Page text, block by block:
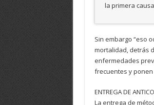
la primera
Sin embargo “eso
mortalidad, detrás
enfermedades
frecuentes y ponen
ENTREGA DE
La entrega de